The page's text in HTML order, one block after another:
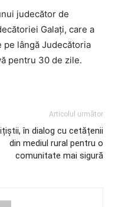
judecător de
Galați, care a
lângă Judecătoria
pentru 30 de zile.
Articolul următor
în dialog cu cetățenii
din mediul rural pentru o
comunitate mai sigură